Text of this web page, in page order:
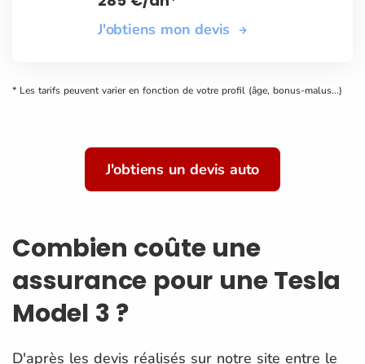
J'obtiens mon devis
* Les tarifs peuvent varier en fonction de votre profil (âge, bonus-malus...)
J'obtiens un devis auto
Combien coûte une
assurance pour une Tesla
Model 3 ?
D'après les devis réalisés sur notre site entre le